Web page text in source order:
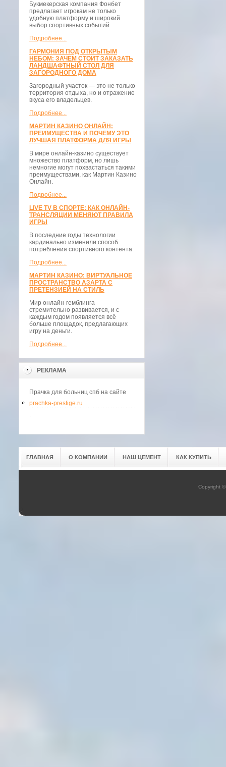
Букмекерская компания Фонбет
предлагает игрокам не только
удобную платформу и широкий
выбор спортивных событий
Подробнее...
ГАРМОНИЯ ПОД ОТКРЫТЫМ
НЕБОМ: ЗАЧЕМ СТОИТ ЗАКАЗАТЬ
ЛАНДШАФТНЫЙ СТОЛ ДЛЯ
ЗАГОРОДНОГО ДОМА
Загородный участок — это не только
территория отдыха, но и отражение
вкуса его владельцев.
Подробнее...
МАРТИН КАЗИНО ОНЛАЙН:
ПРЕИМУЩЕСТВА И ПОЧЕМУ ЭТО
ЛУЧШАЯ ПЛАТФОРМА ДЛЯ ИГРЫ
В мире онлайн-казино существует
множество платформ, но лишь
немногие могут похвастаться такими
преимуществами, как Мартин Казино
Онлайн.
Подробнее...
LIVE TV В СПОРТЕ: КАК ОНЛАЙН-
ТРАНСЛЯЦИИ МЕНЯЮТ ПРАВИЛА
ИГРЫ
В последние годы технологии
кардинально изменили способ
потребления спортивного контента.
Подробнее...
МАРТИН КАЗИНО: ВИРТУАЛЬНОЕ
ПРОСТРАНСТВО АЗАРТА С
ПРЕТЕНЗИЕЙ НА СТИЛЬ
Мир онлайн-гемблинга
стремительно развивается, и с
каждым годом появляется всё
больше площадок, предлагающих
игру на деньги.
Подробнее...
РЕКЛАМА
Прачка для больниц спб на сайте
prachka-prestige.ru
.
ГЛАВНАЯ О КОМПАНИИ НАШ ЦЕМЕНТ КАК КУПИТЬ
Copyright